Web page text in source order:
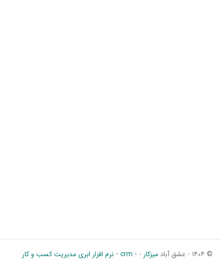
© ۱۴۰۴ - عشق آباد میزکار - - crm - نرم افزار ابری مدیریت کسب و کار